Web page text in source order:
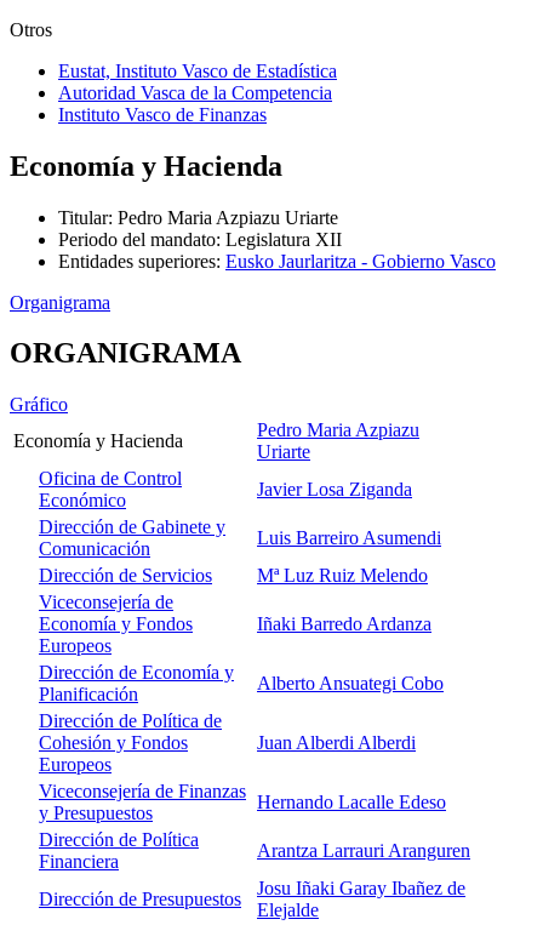
Otros
Eustat, Instituto Vasco de Estadística
Autoridad Vasca de la Competencia
Instituto Vasco de Finanzas
Economía y Hacienda
Titular: Pedro Maria Azpiazu Uriarte
Periodo del mandato: Legislatura XII
Entidades superiores: Eusko Jaurlaritza - Gobierno Vasco
Organigrama
ORGANIGRAMA
Gráfico
Economía y Hacienda
Pedro Maria Azpiazu
Uriarte
Oficina de Control
Económico
Javier Losa Ziganda
Dirección de Gabinete y
Comunicación
Luis Barreiro Asumendi
Dirección de Servicios
Mª Luz Ruiz Melendo
Viceconsejería de
Economía y Fondos
Europeos
Iñaki Barredo Ardanza
Dirección de Economía y
Planificación
Alberto Ansuategi Cobo
Dirección de Política de
Cohesión y Fondos
Europeos
Juan Alberdi Alberdi
Viceconsejería de Finanzas
y Presupuestos
Hernando Lacalle Edeso
Dirección de Política
Financiera
Arantza Larrauri Aranguren
Dirección de Presupuestos
Josu Iñaki Garay Ibañez de
Elejalde